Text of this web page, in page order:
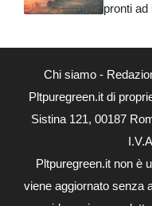
pronti ad
Chi siamo-
Pltpuregreen.it di
Sistina 121, 00187
Pltpuregreen.it non è
viene aggiornato senza